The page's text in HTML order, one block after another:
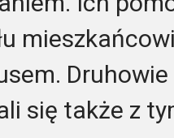
się także z